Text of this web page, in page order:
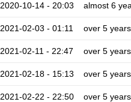
2020-10-14 - 20:03 almost 6
2021-02-03 - 01:11 over 5 years
2021-02-11 - 22:47 over 5 years
2021-02-18 - 15:13 over 5 years
2021-02-22 - 22:50 over 5 years